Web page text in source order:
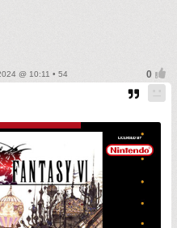
@ 10:11 • 54